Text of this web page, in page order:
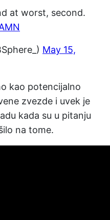
at worst, second.
May 15,
kao potencijalno
zvezde i uvek je
kada su u pitanju
na tome.